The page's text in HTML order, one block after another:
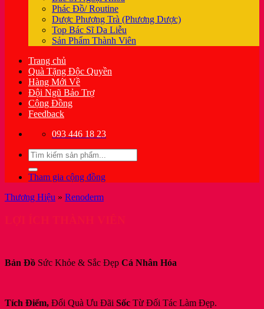
Phác Đồ/ Routine
Dược Phương Trà (Phương Dược)
Top Bác Sĩ Da Liễu
Sản Phẩm Thành Viên
Trang chủ
Quà Tặng Độc Quyền
Hàng Mới Về
Đội Ngũ Bảo Trợ
Cộng Đồng
Feedback
093 446 18 23
Tìm
kiếm:
Tham gia cộng đồng
Thương Hiệu » Renoderm
Bản Đồ Sức Khỏe & Sắc Đẹp Cá Nhân Hóa
Tích Điểm, Đổi Quà Ưu Đãi Sốc Từ Đối Tác Làm Đẹp.